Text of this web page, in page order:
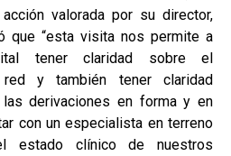
valorada por su director,
que “esta visita nos permite a
tener claridad sobre el
y también tener claridad
derivaciones en forma y en
con un especialista en terreno
estado clínico de nuestros